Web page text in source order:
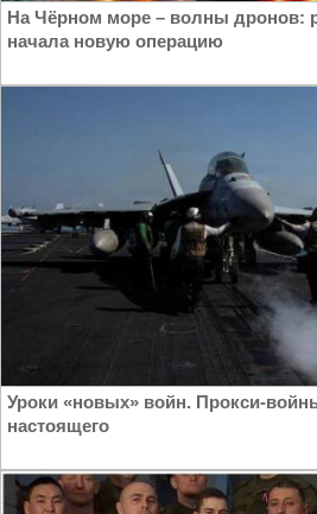
На Чёрном море – волны дронов:
начала новую операцию
Уроки «новых» войн. Прокси-
настоящего